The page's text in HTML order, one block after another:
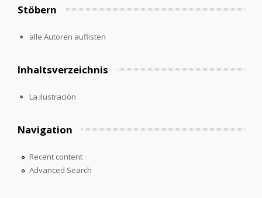
Stöbern
alle Autoren auflisten
Inhaltsverzeichnis
La ilustración
Navigation
Recent content
Advanced Search